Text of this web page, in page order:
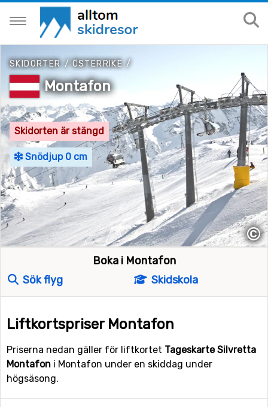
SKIDORTER /ÖSTERRIKE /
Montafon
Skidorten är stängd
Snödjup 0 cm
©
Boka i Montafon
Sök flyg
Skidskola
Liftkortspriser Montafon
Priserna nedan gäller för liftkortet Tageskarte Silvretta
Montafon i Montafon under en skiddag under
högsäsong.